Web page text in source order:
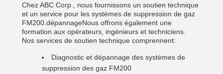
Chez ABC Corp., nous fournissons un soutien technique
et un service pour les systèmes de suppression de gaz
FM200.dépannageNous offrons également une
formation aux opérateurs, ingénieurs et techniciens.
Nos services de soutien technique comprennent:
Diagnostic et dépannage des systèmes de
suppression des gaz FM200